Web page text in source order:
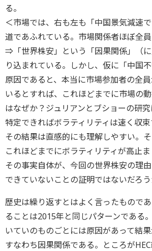
る。
＜市場では、右も左も「中国景気減速
道であふれている。市場関係者ほぼ全員
⇒「世界株安」という「因果関係」（
り込まれている。しかし、仮に「中国
原因であると、本当に市場参加者の全
いるとすれば、これほどまでに市場の
はなぜか？ジュリアンとブショーの研
特定できればボラティリティは速く収束
その結果は直感的にも理解しやすい。そ
これほどまでにボラティリティが高止ま
その事実自体が、今回の世界株安の理
できていないことの証明ではないだろ
歴史は繰り返すとはよく言ったもので
ることは2015年と同じパターンである
いていのものごとには原因があって結果
すなわち因果関係である。ところが